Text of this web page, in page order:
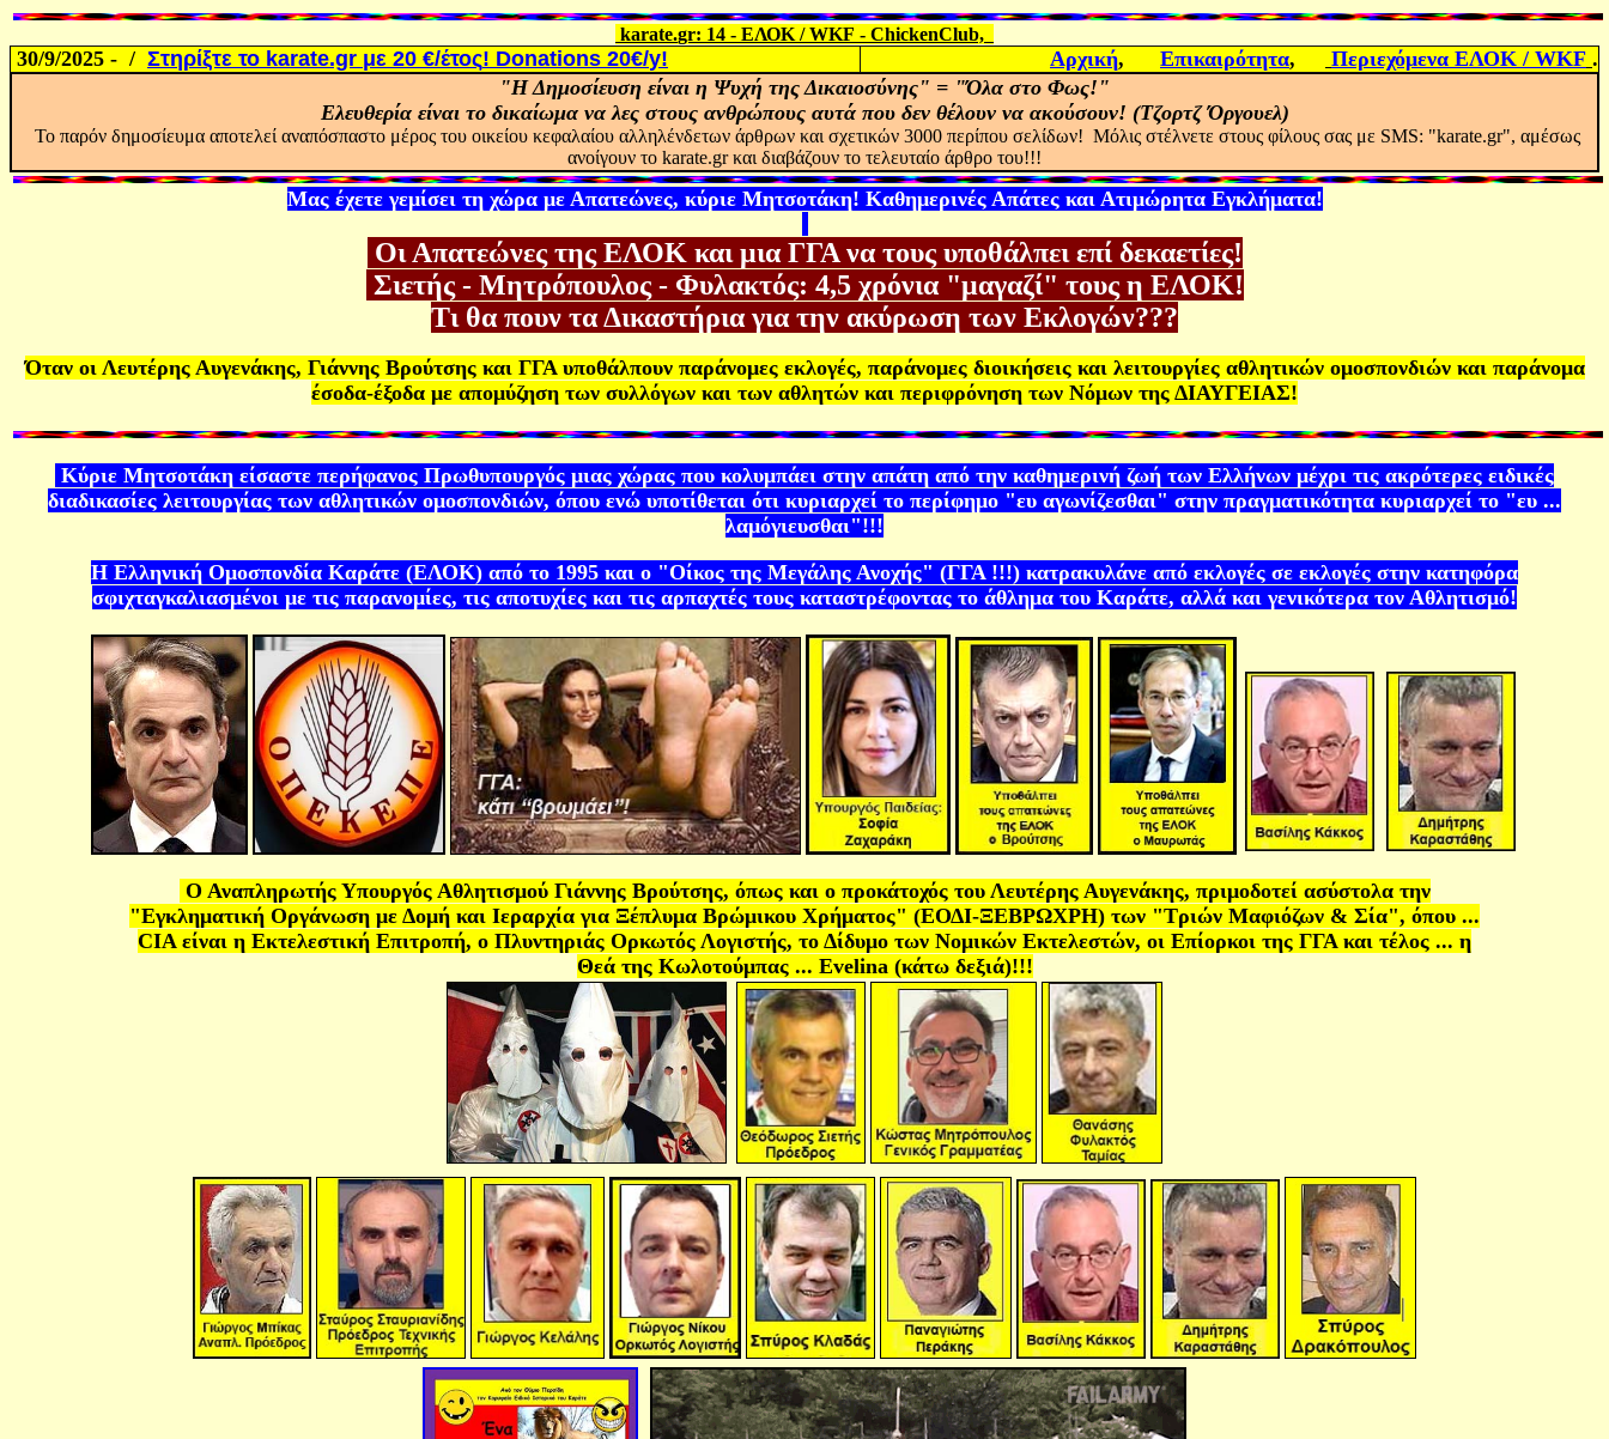
karate.gr: 14 - ΕΛΟΚ /WKF - ChickenClub,
30/9/2025 - / Στηρίξτε το karate.gr με 20 €/έτος! Donations 20€/y! Αρχική, Επικαιρότητα, Περιεχόμενα ΕΛΟΚ / WKF .
"Η Δημοσίευση είναι η Ψυχή της Δικαιοσύνης" = "Όλα στο Φως!"
Ελευθερία είναι το δικαίωμα να λες στους ανθρώπους αυτά που δεν θέλουν να ακούσουν! (Τζορτζ Όργουελ)
Το παρόν δημοσίευμα αποτελεί αναπόσπαστο μέρος του οικείου κεφαλαίου αλληλένδετων άρθρων και σχετικών 3000 περίπου σελίδων! Μόλις στέλνετε στους φίλους σας με SMS: "karate.gr", αμέσως
ανοίγουν το karate.grκαι διαβάζουν το τελευταίο άρθρο του!!!
Μας έχετε γεμίσει τη χώρα με Απατεώνες, κύριε Μητσοτάκη! Καθημερινές Απάτες και Ατιμώρητα Εγκλήματα!
Οι Απατεώνες της ΕΛΟΚ και μια ΓΓΑ να τους υποθάλπει επί δεκαετίες!
Σιετής - Μητρόπουλος - Φυλακτός: 4,5 χρόνια "μαγαζί" τους η ΕΛΟΚ!
Τι θα πουν τα Δικαστήρια για την ακύρωση των Εκλογών???
Όταν οι Λευτέρης Αυγενάκης, Γιάννης Βρούτσης και ΓΓΑ υποθάλπουν παράνομες εκλογές, παράνομες διοικήσεις και λειτουργίες αθλητικών ομοσπονδιών και παράνομα
έσοδα-έξοδα με απομύζηση των συλλόγων και των αθλητών και περιφρόνηση των Νόμων της ΔΙΑΥΓΕΙΑΣ!
Κύριε Μητσοτάκη είσαστε περήφανος Πρωθυπουργός μιας χώρας που κολυμπάει στην απάτη από την καθημερινή ζωή των Ελλήνων μέχρι τις ακρότερες ειδικές
διαδικασίες λειτουργίας των αθλητικών ομοσπονδιών, όπου ενώ υποτίθεται ότι κυριαρχεί το περίφημο "ευ αγωνίζεσθαι" στην πραγματικότητα κυριαρχεί το "ευ ...
λαμόγιευσθαι"!!!
Η Ελληνική Ομοσπονδία Καράτε (ΕΛΟΚ) από το 1995 και ο "Οίκος της Μεγάλης Ανοχής" (ΓΓΑ !!!) κατρακυλάνε από εκλογές σε εκλογές στην κατηφόρα
σφιχταγκαλιασμένοι με τις παρανομίες, τις αποτυχίες και τις αρπαχτές τους καταστρέφοντας το άθλημα του Καράτε, αλλά και γενικότερα τον Αθλητισμό!
Ο Αναπληρωτής Υπουργός Αθλητισμού Γιάννης Βρούτσης, όπως και ο προκάτοχός του Λευτέρης Αυγενάκης, πριμοδοτεί ασύστολα την
"Εγκληματική Οργάνωση με Δομή και Ιεραρχία για Ξέπλυμα Βρώμικου Χρήματος" (ΕΟΔΙ-ΞΕΒΡΩΧΡΗ) των "Τριών Μαφιόζων & Σία", όπου ...
CIA είναι η Εκτελεστική Επιτροπή, ο Πλυντηριάς Ορκωτός Λογιστής, το Δίδυμο των Νομικών Εκτελεστών, οι Επίορκοι της ΓΓΑ και τέλος ... η
Θεά της Κωλοτούμπας ... Evelina(κάτω δεξιά)!!!